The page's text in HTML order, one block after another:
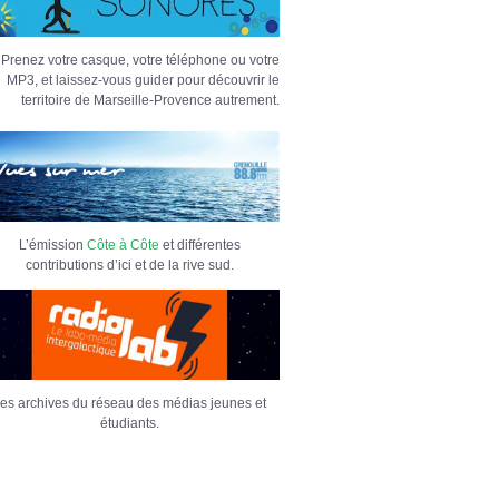
Prenez votre casque, votre téléphone ou votre
MP3, et laissez-vous guider pour découvrir le
territoire de Marseille-Provence autrement.
L’émission Côte à Côte et différentes
contributions d’ici et de la rive sud.
archives du réseau des médias jeunes et
étudiants.